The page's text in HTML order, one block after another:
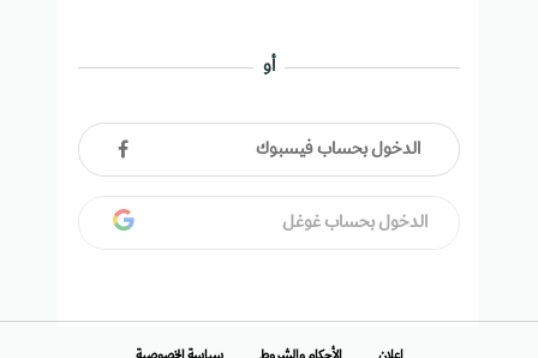
أو
الدخول بحساب فيسبوك
الدخول بحساب غوغل